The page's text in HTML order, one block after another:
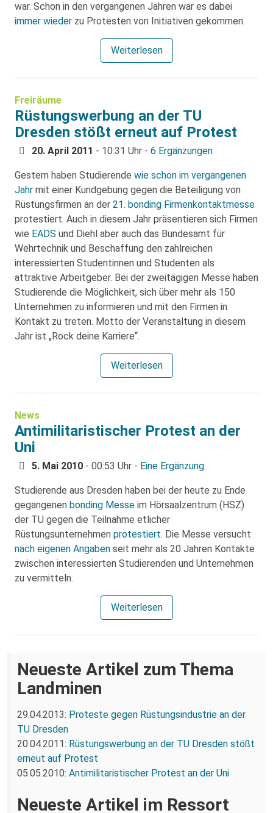
war. Schon in den vergangenen Jahren war es dabei
immer wieder zu Protesten von Initiativen gekommen.
Weiterlesen
Freiräume
Rüstungswerbung an der TU
Dresden stößt erneut auf Protest
20. April 2011 - 10:31 Uhr - 6 Ergänzungen
Gestern haben Studierende wie schon im vergangenen
Jahr mit einer Kundgebung gegen die Beteiligung von
Rüstungsfirmen an der 21. bonding Firmenkontaktmesse
protestiert. Auch in diesem Jahr präsentieren sich Firmen
wie EADS und Diehl aber auch das Bundesamt für
Wehrtechnik und Beschaffung den zahlreichen
interessierten Studentinnen und Studenten als
attraktive Arbeitgeber. Bei der zweitägigen Messe haben
Studierende die Möglichkeit, sich über mehr als 150
Unternehmen zu informieren und mit den Firmen in
Kontakt zu treten. Motto der Veranstaltung in diesem
Jahr ist „Rock deine Karriere“.
Weiterlesen
News
Antimilitaristischer Protest an der
Uni
5. Mai 2010 - 00:53 Uhr - Eine Ergänzung
Studierende aus Dresden haben bei der heute zu Ende
gegangenen bonding Messe im Hörsaalzentrum (HSZ)
der TU gegen die Teilnahme etlicher
Rüstungsunternehmen protestiert. Die Messe versucht
nach eigenen Angaben seit mehr als 20 Jahren Kontakte
zwischen interessierten Studierenden und Unternehmen
zu vermitteln.
Weiterlesen
Neueste Artikel zum Thema
Landminen
29.04.2013: Proteste gegen Rüstungsindustrie an der
TU Dresden
20.04.2011: Rüstungswerbung an der TU Dresden stößt
erneut auf Protest
05.05.2010: Antimilitaristischer Protest an der Uni
Neueste Artikel im Ressort